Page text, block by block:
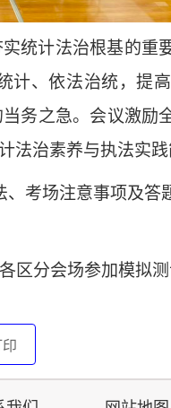
统计法治根基的重
计、依法治统，提
务之急。会议激励
法治素养与执法实践
、考场注意事项及答
区分会场参加模拟